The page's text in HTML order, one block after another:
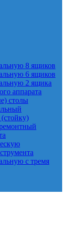
8 ящиков
6 ящиков
2 ящика
аппарата
столы
с тремя